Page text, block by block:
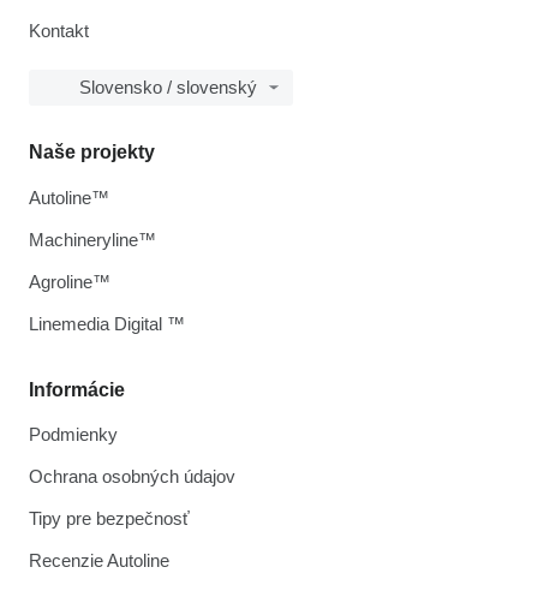
Kontakt
Slovensko / slovenský
Informácie
Podmienky
Ochrana osobných údajov
Tipy pre bezpečnosť
Recenzie Autoline
Naše projekty
Autoline™
Machineryline™
Agroline™
Linemedia Digital ™